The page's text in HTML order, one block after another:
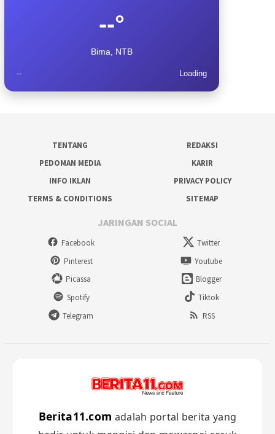
--°
Bima, NTB
-- Loading
TENTANG
REDAKSI
PEDOMAN MEDIA
KARIR
INFO IKLAN
PRIVACY POLICY
TERMS & CONDITIONS
SITEMAP
JARINGAN SOCIAL
Facebook
Twitter
Pinterest
Youtube
Picassa
Blogger
Spotify
Tiktok
Telegram
RSS
Berita11.com adalah portal berita yang